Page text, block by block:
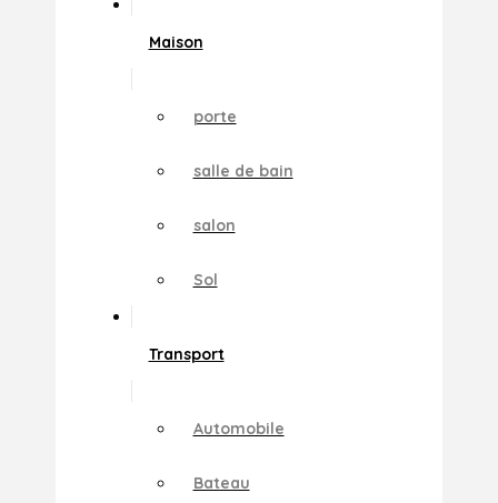
Maison
porte
salle de bain
salon
Sol
Transport
Automobile
Bateau